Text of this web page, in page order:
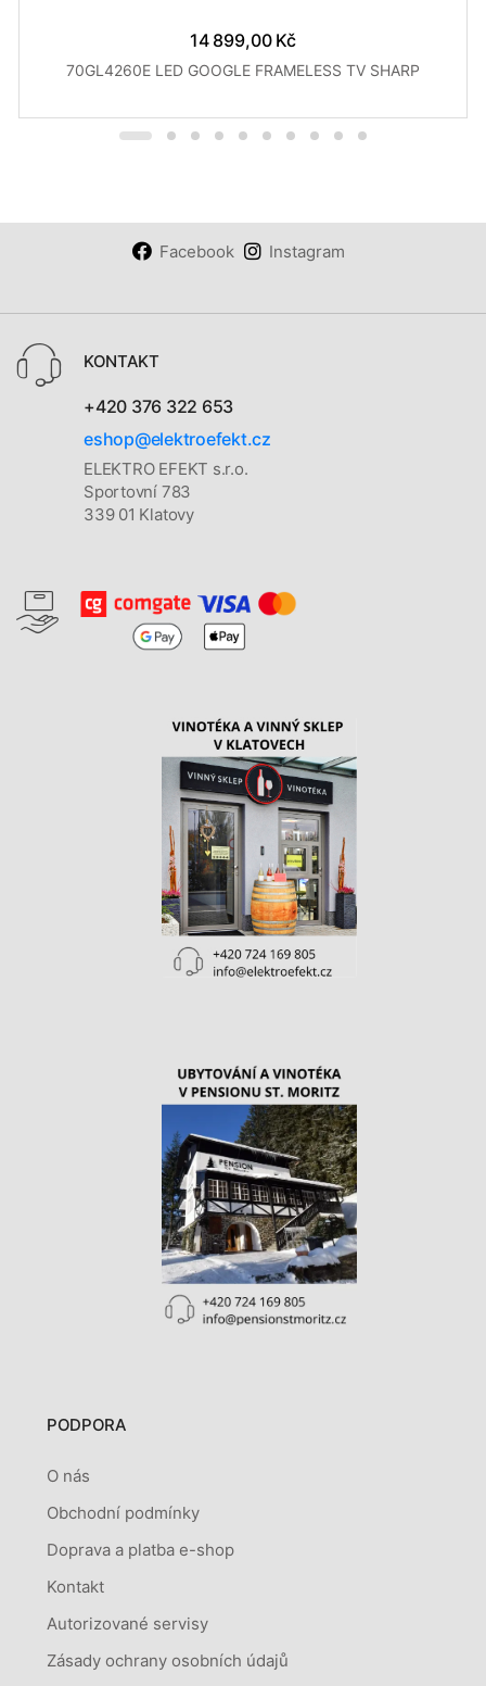
14 899,00 Kč
70GL4260E LED GOOGLE FRAMELESS TV SHARP
Facebook Instagram
KONTAKT
+420 376 322 653
eshop@elektroefekt.cz
ELEKTRO EFEKT s.r.o.
Sportovní 783
339 01 Klatovy
PODPORA
O nás
Obchodní podmínky
Doprava a platba e-shop
Kontakt
Autorizované servisy
Zásady ochrany osobních údajů